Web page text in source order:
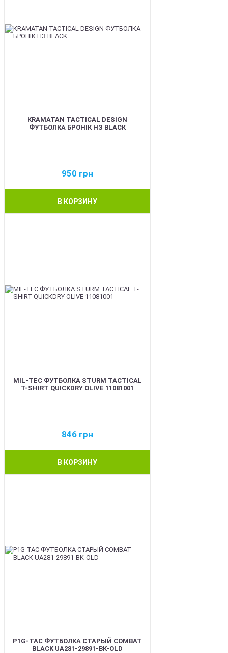
KRAMATAN TACTICAL DESIGN
ФУТБОЛКА БРОНІК НЗ BLACK
950 грн
В КОРЗИНУ
MIL-TEC ФУТБОЛКА STURM TACTICAL
T-SHIRT QUICKDRY OLIVE 11081001
846 грн
В КОРЗИНУ
P1G-TAC ФУТБОЛКА СТАРЫЙ COMBAT
BLACK UA281-29891-BK-OLD